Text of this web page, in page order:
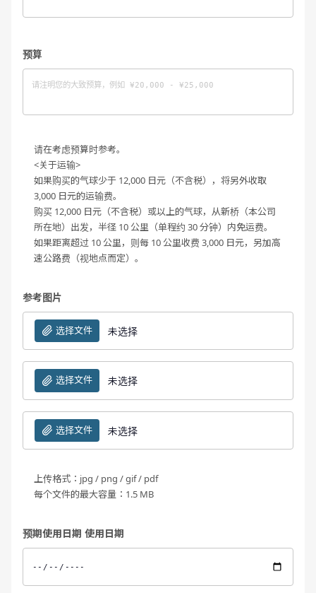
预算
请在考虑预算时参考。
<关于运输>
如果购买的气球少于 12,000 日元（不含税），将另外收取
3,000 日元的运输费。
购买 12,000 日元（不含税）或以上的气球，从新桥（本公司
所在地）出发，半径 10 公里（单程约 30 分钟）内免运费。
如果距离超过 10 公里，则每 10 公里收费 3,000 日元，另加高
速公路费（视地点而定）。
参考图片
选择文件 未选择
选择文件 未选择
选择文件 未选择
上传格式：jpg / png / gif / pdf
每个文件的最大容量：1.5 MB
预期使用日期 使用日期